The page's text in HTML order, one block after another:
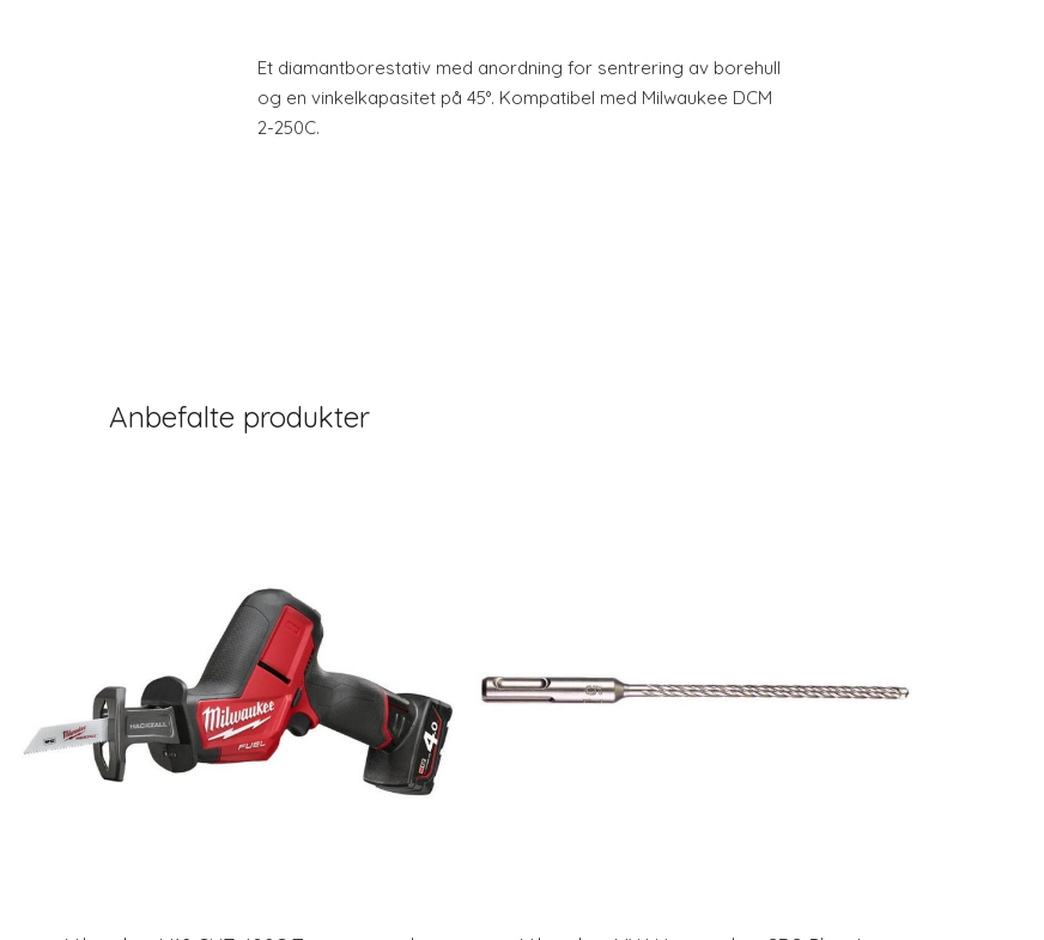
Et diamantborestativ med anordning for sentrering av borehull
og en vinkelkapasitet på 45°. Kompatibel med Milwaukee DCM
2-250C.
Anbefalte produkter